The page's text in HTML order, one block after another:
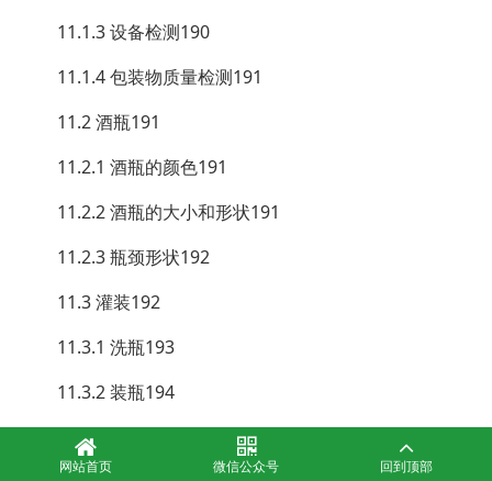
11.1.3 设备检测190
11.1.4 包装物质量检测191
11.2 酒瓶191
11.2.1 酒瓶的颜色191
11.2.2 酒瓶的大小和形状191
11.2.3 瓶颈形状192
11.3 灌装192
11.3.1 洗瓶193
11.3.2 装瓶194
11.3.2.1 灌装机194
网站首页 微信公众号 回到顶部